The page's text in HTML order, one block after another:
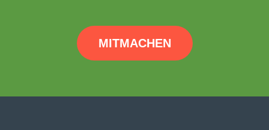
MITMACHEN